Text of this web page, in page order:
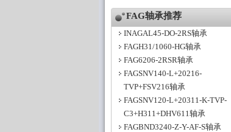
FAG轴承推荐
INAGAL45-DO-2RS轴承
FAGH31/1060-HG轴承
FAG6206-2RSR轴承
FAGSNV140-L+20216-
TVP+FSV216轴承
FAGSNV120-L+20311-K-TVP-
C3+H311+DHV611轴承
FAGBND3240-Z-Y-AF-S轴承